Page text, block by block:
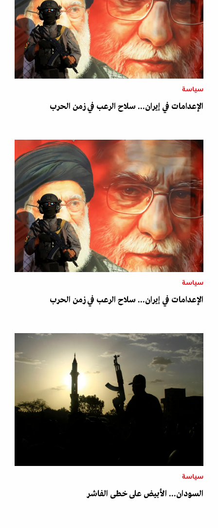
سياسة
الإعدامات في إيران... سلاح الرعب في زمن الحرب
سياسة
الإعدامات في إيران... سلاح الرعب في زمن الحرب
سياسة
السودان... الأبيض على خطى الفاشر